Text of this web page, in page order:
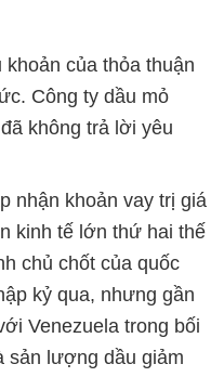
của thỏa thuận
Công ty dầu mỏ
không trả lời yêu
nhận khoản vay trị giá
kinh tế lớn thứ hai thế
chủ chốt của quốc
kỷ qua, nhưng gần
Venezuela trong bối
sản lượng dầu giảm